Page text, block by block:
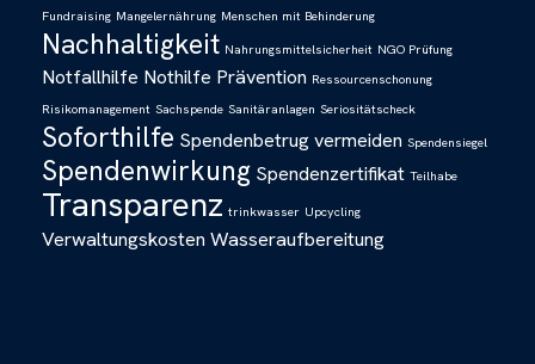
Fundraising Mangelernährung Menschen mit Behinderung
Nachhaltigkeit Nahrungsmittelsicherheit NGO Prüfung
Notfallhilfe Nothilfe Prävention Ressourcenschonung
Risikomanagement Sachspende Sanitäranlagen Seriositätscheck
Soforthilfe Spendenbetrug vermeiden Spendensiegel
Spendenwirkung Spendenzertifikat Teilhabe
Transparenz trinkwasser Upcycling
Verwaltungskosten Wasseraufbereitung